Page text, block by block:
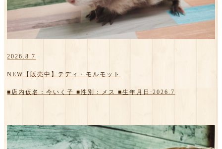
2026.8.7
NEW【販売中】テディ・モルモット
■店内仮名：今いく子 ■性別：メス ■生年月日:2026.7